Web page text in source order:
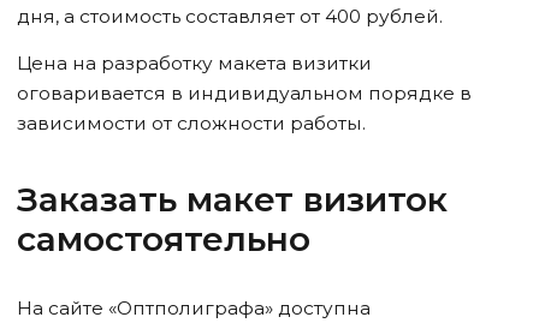
дня, а стоимость составляет от 400 рублей.
Цена на разработку макета визитки
оговаривается в индивидуальном порядке в
зависимости от сложности работы.
Заказать макет визиток
самостоятельно
На сайте «Оптполиграфа» доступна